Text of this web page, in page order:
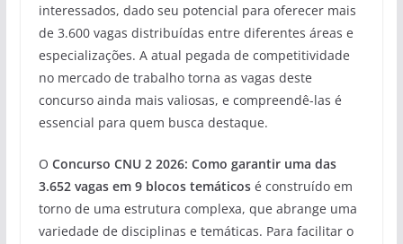
interessados, dado seu potencial para oferecer mais
de 3.600 vagas distribuídas entre diferentes áreas e
especializações. A atual pegada de competitividade
no mercado de trabalho torna as vagas deste
concurso ainda mais valiosas, e compreendê-las é
essencial para quem busca destaque.
O Concurso CNU 2 2026: Como garantir uma das
3.652 vagas em 9 blocos temáticosé construído em
torno de uma estrutura complexa, que abrange uma
variedade de disciplinas e temáticas. Para facilitar o